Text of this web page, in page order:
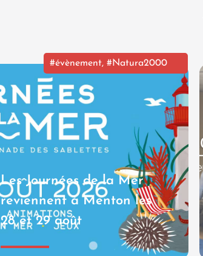
#évènement,#Natura2000
Les Journées de la Mer
reviennent à Menton les
28 et 29 août